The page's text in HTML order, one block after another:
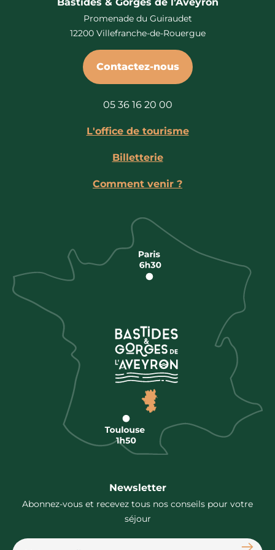
Bastides & Gorges de l’Aveyron
Promenade du Guiraudet
12200 Villefranche-de-Rouergue
Contactez-nous
05 36 16 20 00
L'office de tourisme
Billetterie
Comment venir ?
Newsletter
Abonnez-vous et recevez tous nos conseils pour votre
séjour